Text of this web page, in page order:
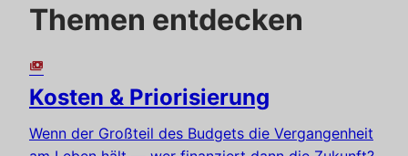
Themen entdecken
payments
Kosten & Priorisierung
Wenn der Großteil des Budgets die Vergangenheit